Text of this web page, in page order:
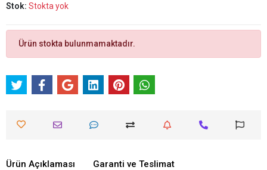
Stok: Stokta yok
Ürün stokta bulunmamaktadır.
Ürün Açıklaması Garanti ve Teslimat